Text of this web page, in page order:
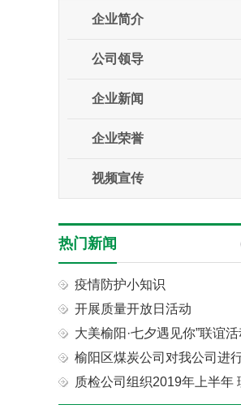
企业简介
公司领导
企业新闻
企业荣誉
视频宣传
热门新闻
疫情防护小知识
开展质量开放日活动
大美榆阳·七夕遇见你”联谊活
榆阳区煤炭公司对我公司进
质检公司组织2019年上半年